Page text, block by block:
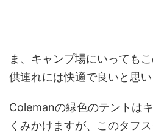
ま、キャンプ場にいっても
供連れには快適で良いと思い
Colemanの緑色のテントは
くみかけますが、このタフ